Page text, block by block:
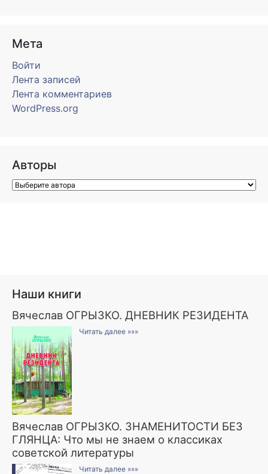
Мета
Войти
Лента записей
Лента комментариев
WordPress.org
Авторы
Наши книги
Вячеслав ОГРЫЗКО. ДНЕВНИК РЕЗИДЕНТА
Читать далее »»»
Вячеслав ОГРЫЗКО. ЗНАМЕНИТОСТИ БЕЗ
ГЛЯНЦА: Что мы не знаем о классиках
советской литературы
Читать далее »»»